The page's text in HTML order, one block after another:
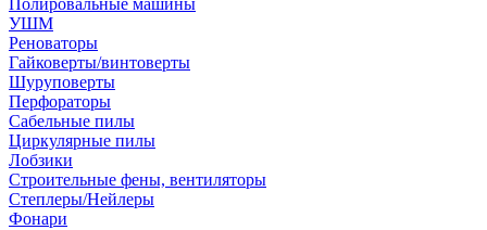
Полировальные машины
УШМ
Реноваторы
Гайковерты/винтоверты
Шуруповерты
Перфораторы
Сабельные пилы
Циркулярные пилы
Лобзики
Строительные фены, вентиляторы
Степлеры/Нейлеры
Фонари